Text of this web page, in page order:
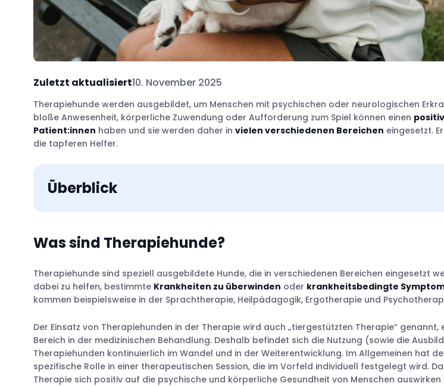
Zuletzt aktualisiert10. November 2025
Therapiehunde werden ausgebildet, um Menschen mit psychischen oder neurologischen
bloße Anwesenheit, körperliche Zuwendung oder Aufforderung zum Spiel können einen
Patient:innen haben und sie werden daher in vielen verschiedenen Bereichen eingesetzt.
die tapferen Helfer.
Überblick
Ausbildungsprozess
In der Medizin
In Bildungseinrichtungen
In Pflegeheimen
Was sind Therapiehunde?
Therapiehunde sind speziell ausgebildete Hunde, die in verschiedenen Bereichen eingesetzt
dabei zu helfen, bestimmte Krankheiten zu überwinden oder krankheitsbedingte
kommen beispielsweise in der Sprachtherapie, Heilpädagogik, Ergotherapie und
Der Einsatz von Therapiehunden in der Therapie wird auch „tiergestützten Therapie“ genannt,
Bereich in der medizinischen Behandlung. Deshalb befindet sich die Nutzung (sowie die
Therapiehunden kontinuierlich im Wandel und in der Weiterentwicklung. Im Allgemeinen hat
spezifische Rolle in einer therapeutischen Session, die im Vorfeld individuell festgelegt wird.
Therapie sich positiv auf die psychische und körperliche Gesundheit von Menschen